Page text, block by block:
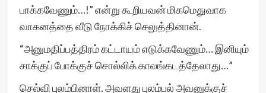
பாக்கவேணும்…!” என்று கூறியவன் மிகமெதுவாக
வாகனத்தை வீடு நோக்கிச் செலுத்தினான்.
“அனுமதிப்பத்திரம் கட்டாயம் எடுக்கவேணும்… இனியும்
சாக்குப் போக்குச் சொல்லிக் காலங்கடத்தேலாது…”
செல்வி புலம்பினாள். அவளது புலம்பல் அவனுக்குச்